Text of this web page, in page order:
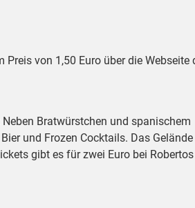
von 1,50 Euro über die Webseite
Bratwürstchen und spanischem
und Frozen Cocktails. Das
gibt es für zwei Euro bei